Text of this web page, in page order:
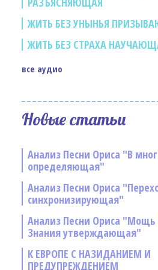
ЖИТЬ БЕЗ УНЫНЬЯ
ЖИТЬ БЕЗ СТРАХА
все аудио
Новые статьи
Анализ Песни Ориса "В
определяющая"
Анализ Песни Ориса
синхронизирующая"
Анализ Песни Ориса
Знания утверждающая"
К ЕВРОПЕ С НАЗИДАНИЕМ И
ПРЕДУПРЕЖДЕНИЕМ